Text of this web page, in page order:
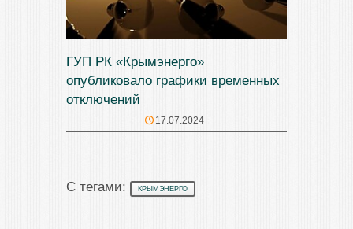
ГУП РК «Крымэнерго»
опубликовало графики временных
отключений
17.07.2024
С тегами: КРЫМЭНЕРГО